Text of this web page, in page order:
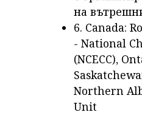
на
6. Canada:
- National
(NCECC),
Northern
Unit